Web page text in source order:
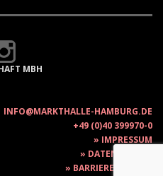
MBH
INFO@MARKTHALLE-HAMBURG.DE
+49 (0)40 399970-0
IMPRESSUM
DATENSCHUTZ
BARRIEREFREIHEIT